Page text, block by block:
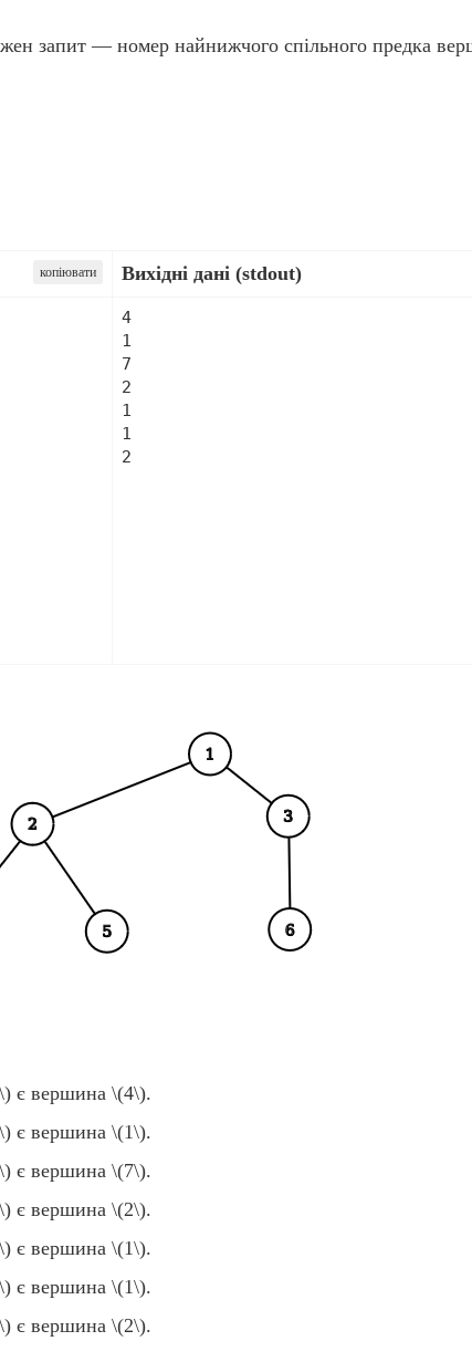
запит — номер найнижчого спільного предка
копіювати Вихідні дані (stdout)
4
1
7
2
1
1
2
є вершина \(4\).
є вершина \(1\).
є вершина \(7\).
є вершина \(2\).
є вершина \(1\).
є вершина \(1\).
є вершина \(2\).